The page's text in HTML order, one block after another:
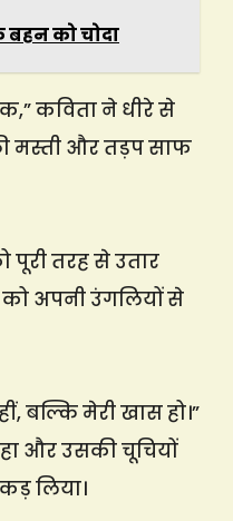
को चोदा
कविता ने धीरे से
मस्ती और तड़प साफ
तरह से उतार
को अपनी उंगलियों से
बल्कि मेरी खास हो।”
और उसकी चूचियों
लिया।